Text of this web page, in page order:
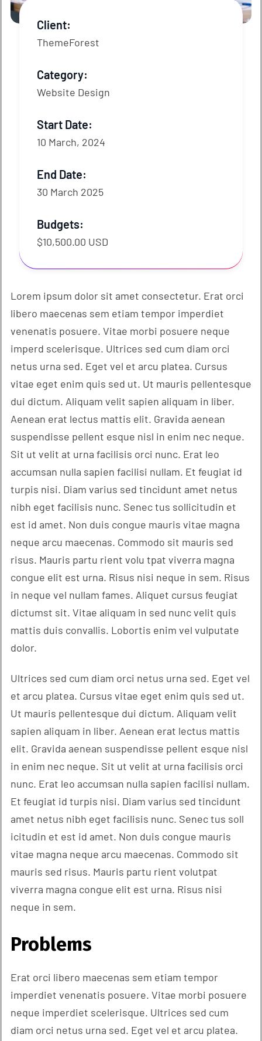
Client:
ThemeForest
Category:
Website Design
Start Date:
10 March, 2024
End Date:
30 March 2025
Budgets:
$10,500.00 USD
Lorem ipsum dolor sit amet consectetur. Erat orci
libero maecenas sem etiam tempor imperdiet
venenatis posuere. Vitae morbi posuere neque
imperd scelerisque. Ultrices sed cum diam orci
netus urna sed. Eget vel et arcu platea. Cursus
vitae eget enim quis sed ut. Ut mauris pellentesque
dui dictum. Aliquam velit sapien aliquam in liber.
Aenean erat lectus mattis elit. Gravida aenean
suspendisse pellent esque nisl in enim nec neque.
Sit ut velit at urna facilisis orci nunc. Erat leo
accumsan nulla sapien facilisi nullam. Et feugiat id
turpis nisi. Diam varius sed tincidunt amet netus
nibh eget facilisis nunc. Senec tus sollicitudin et
est id amet. Non duis congue mauris vitae magna
neque arcu maecenas. Commodo sit mauris sed
risus. Mauris partu rient volu tpat viverra magna
congue elit est urna. Risus nisi neque in sem. Risus
in neque vel nullam fames. Aliquet cursus feugiat
dictumst sit. Vitae aliquam in sed nunc velit quis
mattis duis convallis. Lobortis enim vel vulputate
dolor.
Ultrices sed cum diam orci netus urna sed. Eget vel
et arcu platea. Cursus vitae eget enim quis sed ut.
Ut mauris pellentesque dui dictum. Aliquam velit
sapien aliquam in liber. Aenean erat lectus mattis
elit. Gravida aenean suspendisse pellent esque nisl
in enim nec neque. Sit ut velit at urna facilisis orci
nunc. Erat leo accumsan nulla sapien facilisi nullam.
Et feugiat id turpis nisi. Diam varius sed tincidunt
amet netus nibh eget facilisis nunc. Senec tus soll
icitudin et est id amet. Non duis congue mauris
vitae magna neque arcu maecenas. Commodo sit
mauris sed risus. Mauris partu rient volutpat
viverra magna congue elit est urna. Risus nisi
neque in sem.
Problems
Erat orci libero maecenas sem etiam tempor
imperdiet venenatis posuere. Vitae morbi posuere
neque imperdiet scelerisque. Ultrices sed cum
diam orci netus urna sed. Eget vel et arcu platea.